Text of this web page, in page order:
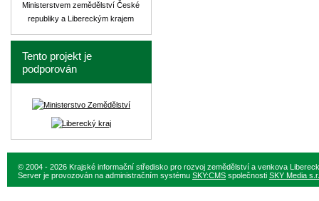
Ministerstvem zemědělství České
republiky a Libereckým krajem
Tento projekt je
podporován
© 2004 - 2026 Krajské informační středisko pro rozvoj zemědělství a venkova
Server je provozován na administračním systému SKY:CMS společnosti SKY Media